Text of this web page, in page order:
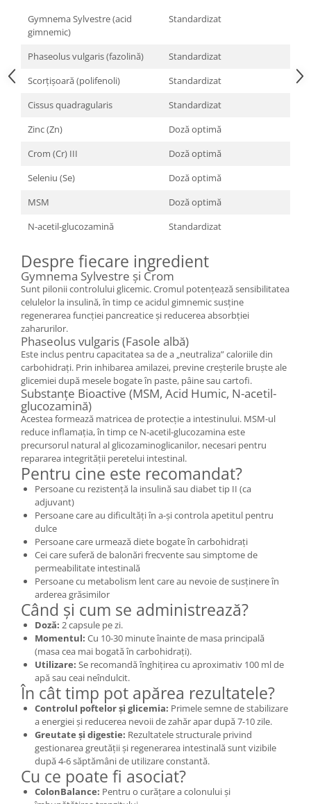
Gymnema Sylvestre (acid
gimnemic)
Standardizat
Phaseolus vulgaris (fazolină)
Standardizat
Scorțișoară (polifenoli)
Standardizat
Cissus quadragularis
Standardizat
Zinc (Zn)
Doză optimă
Crom (Cr) III
Doză optimă
Seleniu (Se)
Doză optimă
MSM
Doză optimă
N-acetil-glucozamină
Standardizat
Despre fiecare ingredient
Gymnema Sylvestre și Crom
Sunt pilonii controlului glicemic. Cromul potențează sensibilitatea
celulelor la insulină, în timp ce acidul gimnemic susține
regenerarea funcției pancreatice și reducerea absorbției
zaharurilor.
Phaseolus vulgaris (Fasole albă)
Este inclus pentru capacitatea sa de a „neutraliza” caloriile din
carbohidrați. Prin inhibarea amilazei, previne creșterile bruște ale
glicemiei după mesele bogate în paste, pâine sau cartofi.
Substanțe Bioactive (MSM, Acid Humic, N-acetil-
glucozamină)
Acestea formează matricea de protecție a intestinului. MSM-ul
reduce inflamația, în timp ce N-acetil-glucozamina este
precursorul natural al glicozaminoglicanilor, necesari pentru
repararea integrității peretelui intestinal.
Pentru cine este recomandat?
Persoane cu rezistență la insulină sau diabet tip II (ca
adjuvant)
Persoane care au dificultăți în a-și controla apetitul pentru
dulce
Persoane care urmează diete bogate în carbohidrați
Cei care suferă de balonări frecvente sau simptome de
permeabilitate intestinală
Persoane cu metabolism lent care au nevoie de susținere în
arderea grăsimilor
Când și cum se administrează?
Doză: 2 capsule pe zi.
Momentul: Cu 10-30 minute înainte de masa principală
(masa cea mai bogată în carbohidrați).
Utilizare: Se recomandă înghițirea cu aproximativ 100 ml de
apă sau ceai neîndulcit.
În cât timp pot apărea rezultatele?
Controlul poftelor și glicemia: Primele semne de stabilizare
a energiei și reducerea nevoii de zahăr apar după 7-10 zile.
Greutate și digestie: Rezultatele structurale privind
gestionarea greutății și regenerarea intestinală sunt vizibile
după 4-6 săptămâni de utilizare constantă.
Cu ce poate fi asociat?
ColonBalance: Pentru o curățare a colonului și